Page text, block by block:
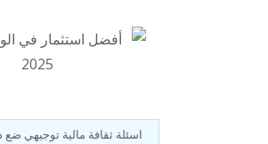
اسئلة ثقافة مالية توجيهي ضع